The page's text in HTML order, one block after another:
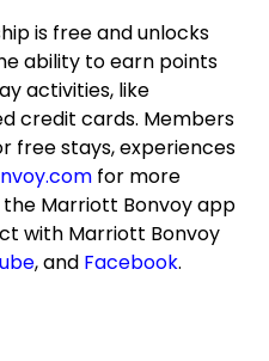
is free and unlocks
ability to earn points
activities, like
credit cards. Members
free stays, experiences
for more
Marriott Bonvoy app
with Marriott Bonvoy
, and Facebook.